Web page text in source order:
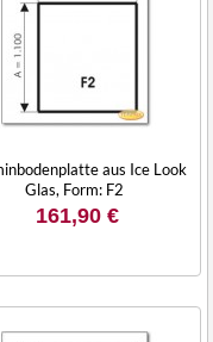
aus Ice Look
Glas, Form: F2
161,90 €